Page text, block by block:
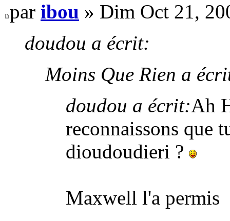
par ibou » Dim Oct 21,
doudou a écrit:
Moins Que Rien a
doudou a écrit:Ah
reconnaissons que
dioudoudieri ?
Maxwell l'a permis